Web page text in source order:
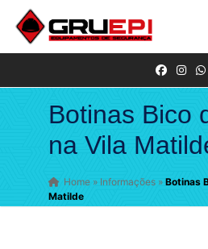
Botinas Bico
na Vila
Home» Informações » Botinas
Matilde